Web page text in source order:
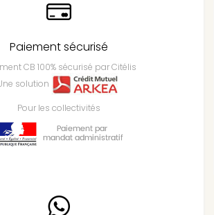
Paiement sécurisé
CB 100% sécurisé par Citélis
solution
Pour les collectivités